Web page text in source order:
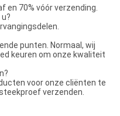
en 70% vóór verzending.
punten. Normaal, wij
keuren om onze kwaliteit
voor onze cliënten te
verzenden.